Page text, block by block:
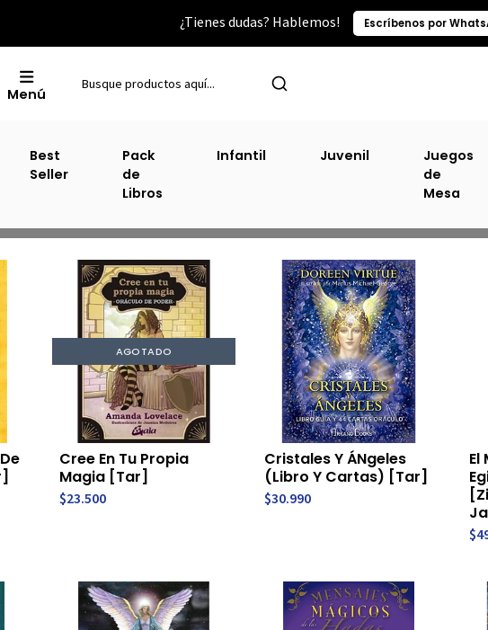
¿Tienes dudas? Hablemos! Escríbenos por
Menú
Best
Seller
Pack
de
Libros
Infantil Juvenil
Juegos
de
Mesa
Tarot Y Oráculos
AGOTADO
Cree En Tu Propia
Magia [Tar]
$23.500
Cristales Y ÁNgeles
(Libro Y Cartas) [Tar]
$30.990
El